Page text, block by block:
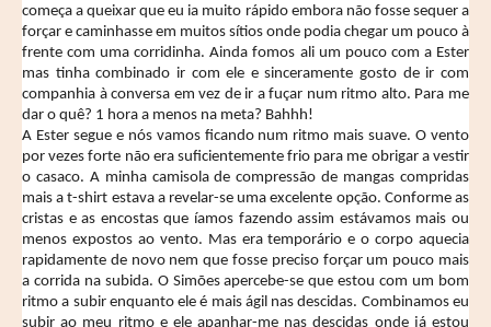
começa a queixar que eu ia muito rápido embora não fosse sequer a
forçar e caminhasse em muitos sítios onde podia chegar um pouco à
frente com uma corridinha. Ainda fomos ali um pouco com a Ester
mas tinha combinado ir com ele e sinceramente gosto de ir com
companhia à conversa em vez de ir a fuçar num ritmo alto. Para me
dar o quê? 1 hora a menos na meta? Bahhh!
A Ester segue e nós vamos ficando num ritmo mais suave. O vento
por vezes forte não era suficientemente frio para me obrigar a vestir
o casaco. A minha camisola de compressão de mangas compridas
mais a t-shirt estava a revelar-se uma excelente opção. Conforme as
cristas e as encostas que íamos fazendo assim estávamos mais ou
menos expostos ao vento. Mas era temporário e o corpo aquecia
rapidamente de novo nem que fosse preciso forçar um pouco mais
a corrida na subida. O Simões apercebe-se que estou com um bom
ritmo a subir enquanto ele é mais ágil nas descidas. Combinamos eu
subir ao meu ritmo e ele apanhar-me nas descidas onde já estou